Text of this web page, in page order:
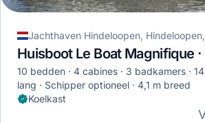
Jachthaven Hindeloopen,
Huisboot Le Boat Magnifique ·
10 bedden 4 cabines 3 badkamers
lang
Schipper optioneel
4,1 m breed
Koelkast